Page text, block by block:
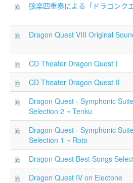
社区
旧版临时
弦楽四重奏による「ドラゴンク
Dragon Quest VIII Original
CD Theater Dragon Quest I
CD Theater Dragon Quest II
Dragon Quest - Symphonic
Selection 2 ~ Tenku
Dragon Quest - Symphonic
Selection 1 ~ Roto
Dragon Quest Best Songs
Dragon Quest IV on Electone